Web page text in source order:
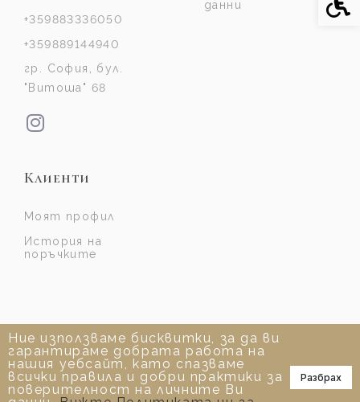
📞
Ние използваме бисквитки, за да ви
гарантираме добрата работа на
нашия уебсайт, като спазваме
всички правила и добри практики за
поверителност на личните Ви
Разбрах
+359883336050
+359889144940
гр. София, бул.
"Витоша" 68
данни
Клиенти
Моят профил
История на
поръчките